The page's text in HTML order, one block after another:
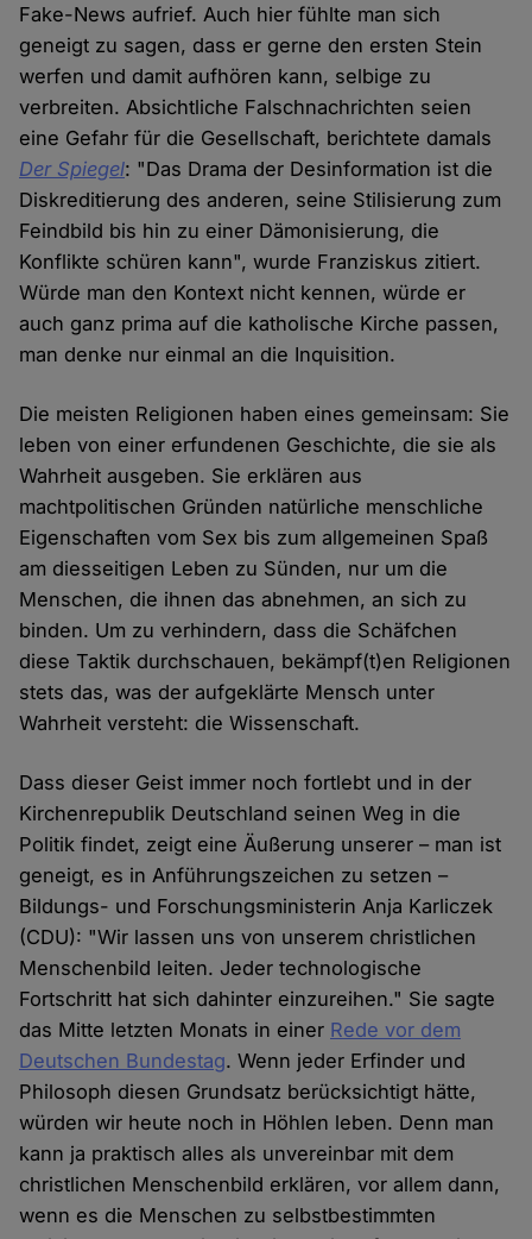
Fake-News aufrief. Auch hier fühlte man sich
geneigt zu sagen, dass er gerne den ersten Stein
werfen und damit aufhören kann, selbige zu
verbreiten. Absichtliche Falschnachrichten seien
eine Gefahr für die Gesellschaft, berichtete damals
Der Spiegel: "Das Drama der Desinformation ist die
Diskreditierung des anderen, seine Stilisierung zum
Feindbild bis hin zu einer Dämonisierung, die
Konflikte schüren kann", wurde Franziskus zitiert.
Würde man den Kontext nicht kennen, würde er
auch ganz prima auf die katholische Kirche passen,
man denke nur einmal an die Inquisition.
Die meisten Religionen haben eines gemeinsam: Sie
leben von einer erfundenen Geschichte, die sie als
Wahrheit ausgeben. Sie erklären aus
machtpolitischen Gründen natürliche menschliche
Eigenschaften vom Sex bis zum allgemeinen Spaß
am diesseitigen Leben zu Sünden, nur um die
Menschen, die ihnen das abnehmen, an sich zu
binden. Um zu verhindern, dass die Schäfchen
diese Taktik durchschauen, bekämpf(t)en Religionen
stets das, was der aufgeklärte Mensch unter
Wahrheit versteht: die Wissenschaft.
Dass dieser Geist immer noch fortlebt und in der
Kirchenrepublik Deutschland seinen Weg in die
Politik findet, zeigt eine Äußerung unserer – man ist
geneigt, es in Anführungszeichen zu setzen –
Bildungs- und Forschungsministerin Anja Karliczek
(CDU): "Wir lassen uns von unserem christlichen
Menschenbild leiten. Jeder technologische
Fortschritt hat sich dahinter einzureihen." Sie sagte
das Mitte letzten Monats in einer Rede vor dem
Deutschen Bundestag. Wenn jeder Erfinder und
Philosoph diesen Grundsatz berücksichtigt hätte,
würden wir heute noch in Höhlen leben. Denn man
kann ja praktisch alles als unvereinbar mit dem
christlichen Menschenbild erklären, vor allem dann,
wenn es die Menschen zu selbstbestimmten